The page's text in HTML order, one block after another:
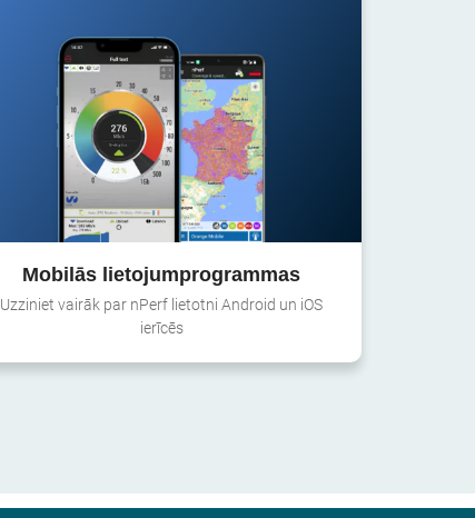
Mobilās lietojumprogrammas
Uzziniet vairāk par nPerf lietotni Android un iOS
ierīcēs